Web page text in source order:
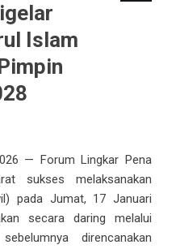
Islam
— Forum Lingkar Pena
sukses melaksanakan
pada Jumat, 17 Januari
secara daring melalui
direncanakan